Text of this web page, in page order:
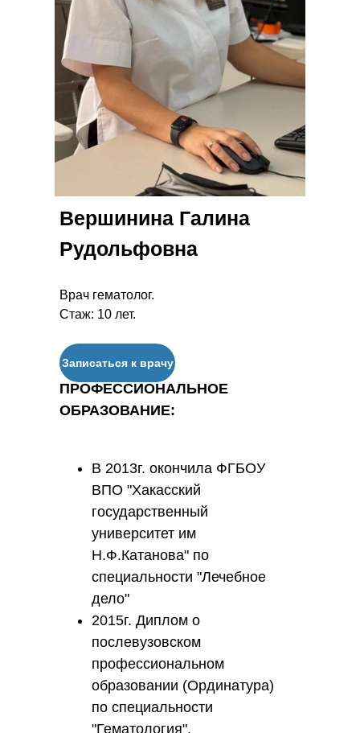
ПРОФЕССИОНАЛЬНОЕ
ОБРАЗОВАНИЕ:
В 2013г. окончила ФГБОУ
ВПО "Хакасский
государственный
университет им
Н.Ф.Катанова" по
специальности "Лечебное
дело"
2015г. Диплом о
послевузовском
профессиональном
образовании (Ординатура)
по специальности
"Гематология".
Врач гематолог.
Стаж: 10 лет.
Вершинина Галина
Рудольфовна
Записаться к врачу